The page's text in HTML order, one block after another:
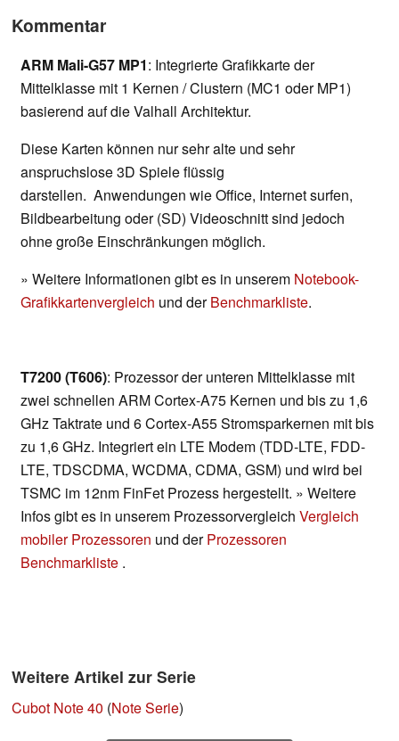
Kommentar
ARM Mali-G57 MP1: Integrierte Grafikkarte der
Mittelklasse mit 1 Kernen / Clustern (MC1 oder MP1)
basierend auf die Valhall Architektur.
Diese Karten können nur sehr alte und sehr
anspruchslose 3D Spiele flüssig
darstellen. Anwendungen wie Office, Internet surfen,
Bildbearbeitung oder (SD) Videoschnitt sind jedoch
ohne große Einschränkungen möglich.
» Weitere Informationen gibt es in unserem Notebook-
Grafikkartenvergleich und derBenchmarkliste.
T7200 (T606): Prozessor der unteren Mittelklasse mit
zwei schnellen ARM Cortex-A75 Kernen und bis zu 1,6
GHz Taktrate und 6 Cortex-A55 Stromsparkernen mit bis
zu 1,6 GHz. Integriert ein LTE Modem (TDD-LTE, FDD-
LTE, TDSCDMA, WCDMA, CDMA, GSM) und wird bei
TSMC im 12nm FinFet Prozess hergestellt. » Weitere
Infos gibt es in unserem Prozessorvergleich Vergleich
mobiler Prozessoren und derProzessoren
Benchmarkliste .
Weitere Artikel zur Serie
Cubot Note 40 (Note Serie)